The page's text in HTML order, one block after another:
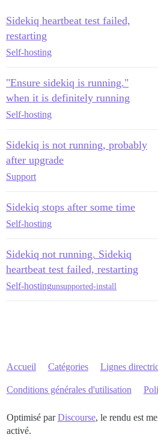
Sidekiq heartbeat test failed,
restarting
Self-hosting
"Ensure sidekiq is running."
when it is definitely running
Self-hosting
Sidekiq is not running, probably
after upgrade
Support
Sidekiq stops after some time
Self-hosting
Sidekiq not running. Sidekiq
heartbeat test failed, restarting
Self-hostingunsupported-install
Accueil Catégories Lignes
Conditions générales d'utilisation
Optimisé parDiscourse, le rendu est
activé.